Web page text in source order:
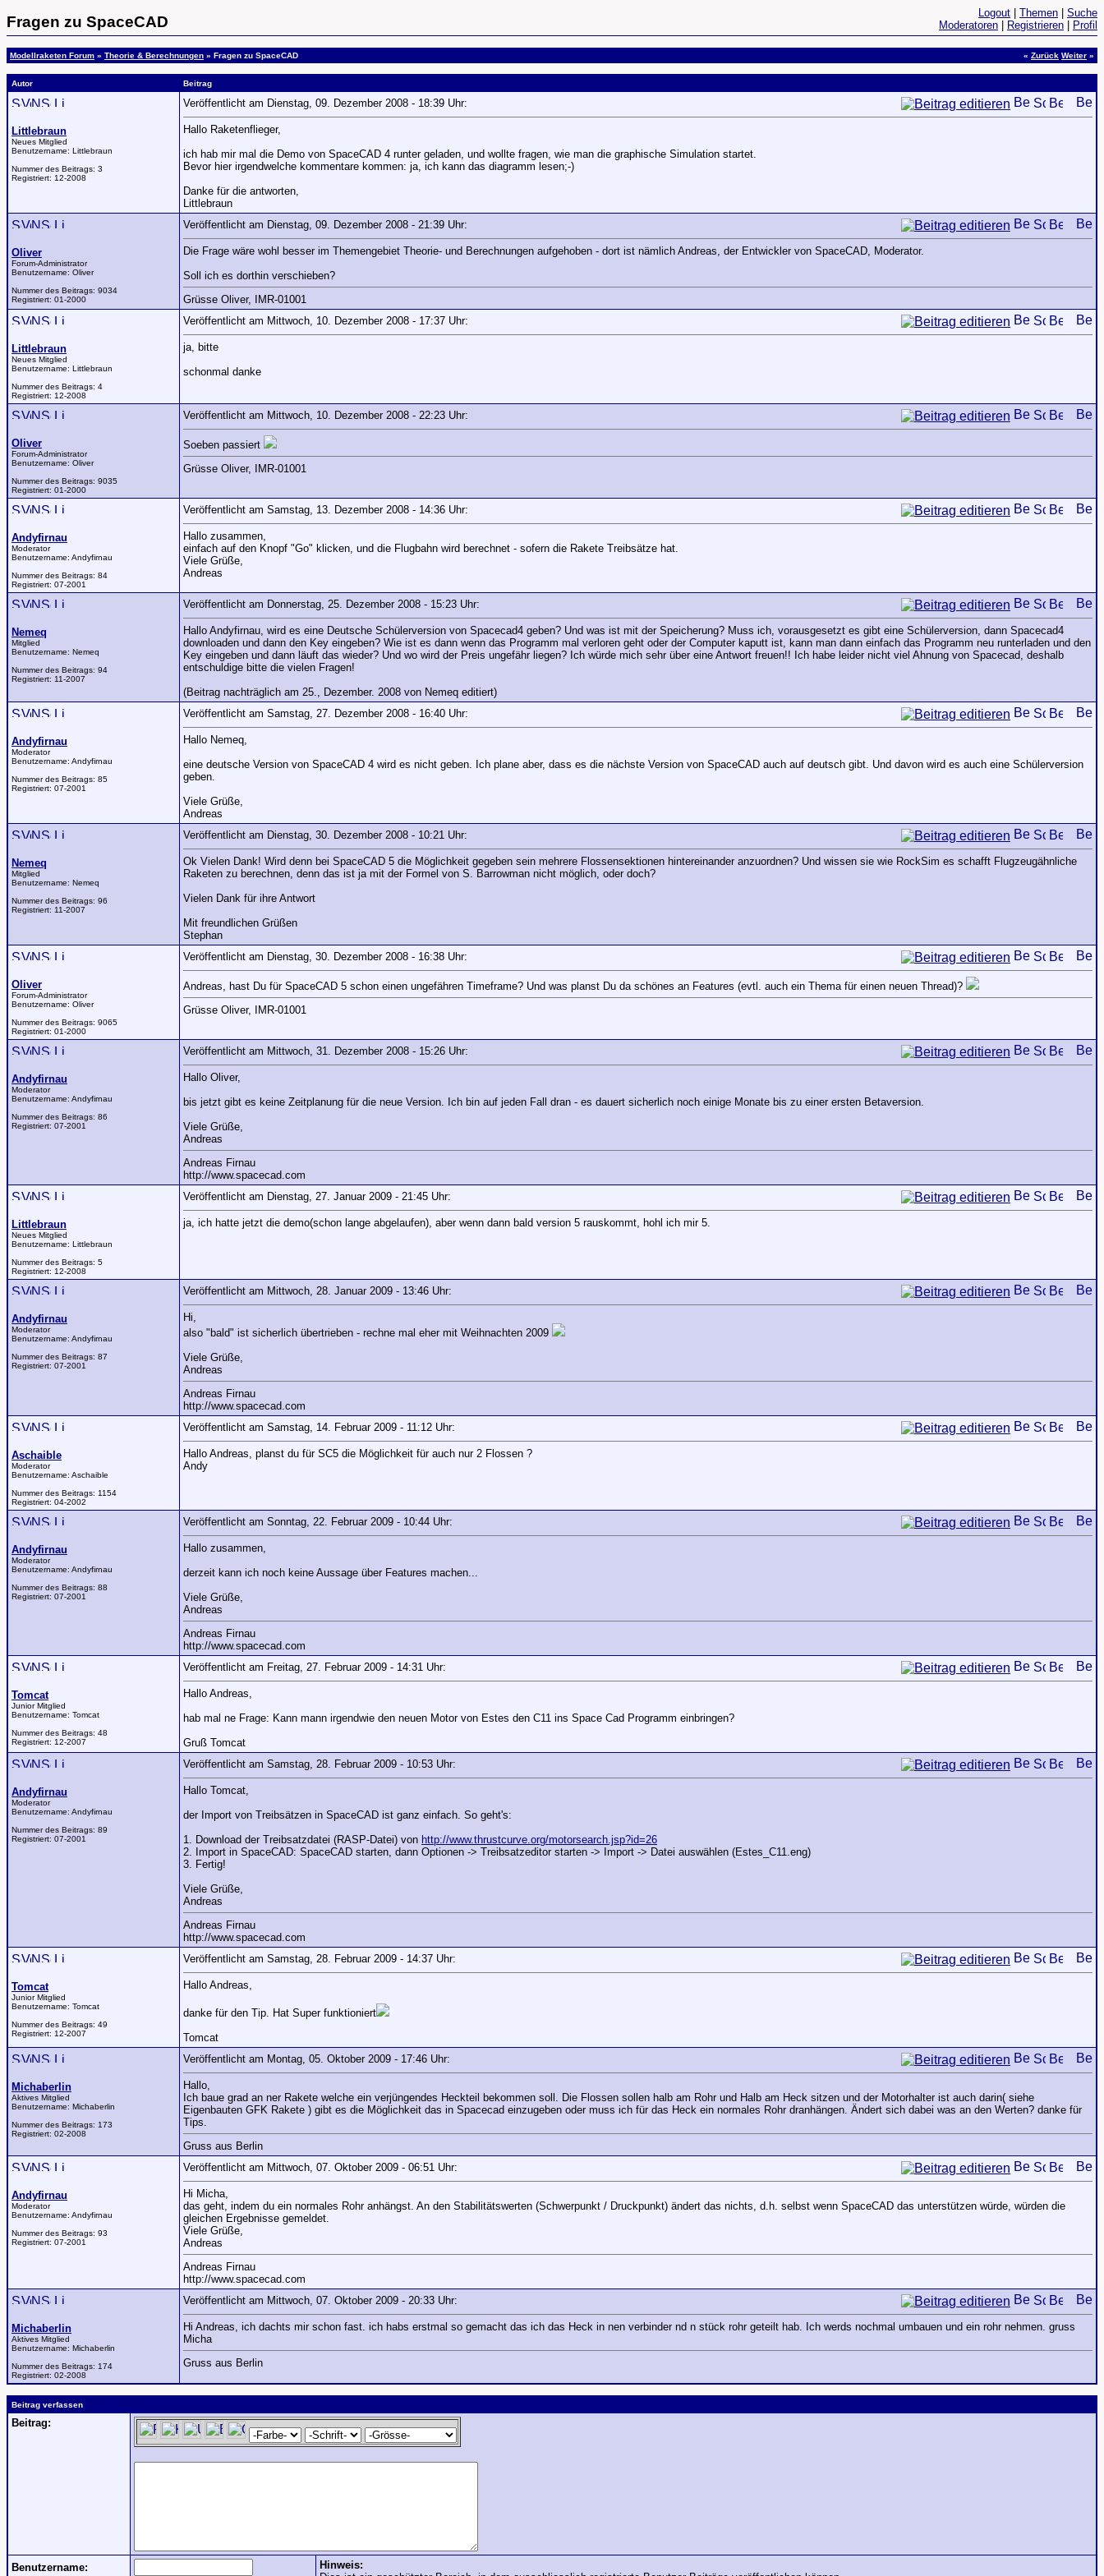
Fragen zu SpaceCAD
Logout Themen
Suche
Moderatoren
Registrieren Profil
Modellraketen Forum » Theorie & Berechnungen » Fragen zu SpaceCAD « Zurück Weiter »
Autor Beitrag
Littlebraun
Neues Mitglied
Benutzername: Littlebraun
Nummer des Beitrags: 3
Registriert: 12-2008
Veröffentlicht am Dienstag, 09. Dezember 2008 - 18:39 Uhr:
Hallo Raketenflieger,
ich hab mir mal die Demo von SpaceCAD 4 runter geladen, und wollte fragen, wie man die graphische Simulation startet.
Bevor hier irgendwelche kommentare kommen: ja, ich kann das diagramm lesen;-)
Danke für die antworten,
Littlebraun
Oliver
Forum-Administrator
Benutzername: Oliver
Nummer des Beitrags: 9034
Registriert: 01-2000
Veröffentlicht am Dienstag, 09. Dezember 2008 - 21:39 Uhr:
Die Frage wäre wohl besser im Themengebiet Theorie- und Berechnungen aufgehoben - dort ist nämlich Andreas, der Entwickler von SpaceCAD, Moderator.
Soll ich es dorthin verschieben?
Grüsse Oliver, IMR-01001
Littlebraun
Neues Mitglied
Benutzername: Littlebraun
Nummer des Beitrags: 4
Registriert: 12-2008
Veröffentlicht am Mittwoch, 10. Dezember 2008 - 17:37 Uhr:
ja, bitte
schonmal danke
Oliver
Forum-Administrator
Benutzername: Oliver
Nummer des Beitrags: 9035
Registriert: 01-2000
Veröffentlicht am Mittwoch, 10. Dezember 2008 - 22:23 Uhr:
Soeben passiert
Grüsse Oliver, IMR-01001
Andyfirnau
Moderator
Benutzername: Andyfirnau
Nummer des Beitrags: 84
Registriert: 07-2001
Veröffentlicht am Samstag, 13. Dezember 2008 - 14:36 Uhr:
Hallo zusammen,
einfach auf den Knopf "Go" klicken, und die Flugbahn wird berechnet - sofern die Rakete Treibsätze hat.
Viele Grüße,
Andreas
Nemeq
Mitglied
Benutzername: Nemeq
Nummer des Beitrags: 94
Registriert: 11-2007
Veröffentlicht am Donnerstag, 25. Dezember 2008 - 15:23 Uhr:
Hallo Andyfirnau, wird es eine Deutsche Schülerversion von Spacecad4 geben? Und was ist mit der Speicherung? Muss ich, vorausgesetzt es gibt eine Schülerversion, dann Spacecad4
downloaden und dann den Key eingeben? Wie ist es dann wenn das Programm mal verloren geht oder der Computer kaputt ist, kann man dann einfach das Programm neu runterladen und den
Key eingeben und dann läuft das wieder? Und wo wird der Preis ungefähr liegen? Ich würde mich sehr über eine Antwort freuen!! Ich habe leider nicht viel Ahnung von Spacecad, deshalb
entschuldige bitte die vielen Fragen!
(Beitrag nachträglich am 25., Dezember. 2008 von Nemeq editiert)
Andyfirnau
Moderator
Benutzername: Andyfirnau
Nummer des Beitrags: 85
Registriert: 07-2001
Veröffentlicht am Samstag, 27. Dezember 2008 - 16:40 Uhr:
Hallo Nemeq,
eine deutsche Version von SpaceCAD 4 wird es nicht geben. Ich plane aber, dass es die nächste Version von SpaceCAD auch auf deutsch gibt. Und davon wird es auch eine Schülerversion
geben.
Viele Grüße,
Andreas
Nemeq
Mitglied
Benutzername: Nemeq
Nummer des Beitrags: 96
Registriert: 11-2007
Veröffentlicht am Dienstag, 30. Dezember 2008 - 10:21 Uhr:
Ok Vielen Dank! Wird denn bei SpaceCAD 5 die Möglichkeit gegeben sein mehrere Flossensektionen hintereinander anzuordnen? Und wissen sie wie RockSim es schafft Flugzeugähnliche
Raketen zu berechnen, denn das ist ja mit der Formel von S. Barrowman nicht möglich, oder doch?
Vielen Dank für ihre Antwort
Mit freundlichen Grüßen
Stephan
Oliver
Forum-Administrator
Benutzername: Oliver
Nummer des Beitrags: 9065
Registriert: 01-2000
Veröffentlicht am Dienstag, 30. Dezember 2008 - 16:38 Uhr:
Andreas, hast Du für SpaceCAD 5 schon einen ungefähren Timeframe? Und was planst Du da schönes an Features (evtl. auch ein Thema für einen neuen Thread)?
Grüsse Oliver, IMR-01001
Andyfirnau
Moderator
Benutzername: Andyfirnau
Nummer des Beitrags: 86
Registriert: 07-2001
Veröffentlicht am Mittwoch, 31. Dezember 2008 - 15:26 Uhr:
Hallo Oliver,
bis jetzt gibt es keine Zeitplanung für die neue Version. Ich bin auf jeden Fall dran - es dauert sicherlich noch einige Monate bis zu einer ersten Betaversion.
Viele Grüße,
Andreas
Andreas Firnau
http://www.spacecad.com
Littlebraun
Neues Mitglied
Benutzername: Littlebraun
Nummer des Beitrags: 5
Registriert: 12-2008
Veröffentlicht am Dienstag, 27. Januar 2009 - 21:45 Uhr:
ja, ich hatte jetzt die demo(schon lange abgelaufen), aber wenn dann bald version 5 rauskommt, hohl ich mir 5.
Andyfirnau
Moderator
Benutzername: Andyfirnau
Nummer des Beitrags: 87
Registriert: 07-2001
Veröffentlicht am Mittwoch, 28. Januar 2009 - 13:46 Uhr:
Hi,
also "bald" ist sicherlich übertrieben - rechne mal eher mit Weihnachten 2009
Viele Grüße,
Andreas
Andreas Firnau
http://www.spacecad.com
Aschaible
Moderator
Benutzername: Aschaible
Nummer des Beitrags: 1154
Registriert: 04-2002
Veröffentlicht am Samstag, 14. Februar 2009 - 11:12 Uhr:
Hallo Andreas, planst du für SC5 die Möglichkeit für auch nur 2 Flossen ?
Andy
Andyfirnau
Moderator
Benutzername: Andyfirnau
Nummer des Beitrags: 88
Registriert: 07-2001
Veröffentlicht am Sonntag, 22. Februar 2009 - 10:44 Uhr:
Hallo zusammen,
derzeit kann ich noch keine Aussage über Features machen...
Viele Grüße,
Andreas
Andreas Firnau
http://www.spacecad.com
Tomcat
Junior Mitglied
Benutzername: Tomcat
Nummer des Beitrags: 48
Registriert: 12-2007
Veröffentlicht am Freitag, 27. Februar 2009 - 14:31 Uhr:
Hallo Andreas,
hab mal ne Frage: Kann mann irgendwie den neuen Motor von Estes den C11 ins Space Cad Programm einbringen?
Gruß Tomcat
Andyfirnau
Moderator
Benutzername: Andyfirnau
Nummer des Beitrags: 89
Registriert: 07-2001
Veröffentlicht am Samstag, 28. Februar 2009 - 10:53 Uhr:
Hallo Tomcat,
der Import von Treibsätzen in SpaceCAD ist ganz einfach. So geht's:
1. Download der Treibsatzdatei (RASP-Datei) von http://www.thrustcurve.org/motorsearch.jsp?id=26
2. Import in SpaceCAD: SpaceCAD starten, dann Optionen -> Treibsatzeditor starten -> Import -> Datei auswählen (Estes_C11.eng)
3. Fertig!
Viele Grüße,
Andreas
Andreas Firnau
http://www.spacecad.com
Tomcat
Junior Mitglied
Benutzername: Tomcat
Nummer des Beitrags: 49
Registriert: 12-2007
Veröffentlicht am Samstag, 28. Februar 2009 - 14:37 Uhr:
Hallo Andreas,
danke für den Tip. Hat Super funktioniert
Tomcat
Michaberlin
Aktives Mitglied
Benutzername: Michaberlin
Nummer des Beitrags: 173
Registriert: 02-2008
Veröffentlicht am Montag, 05. Oktober 2009 - 17:46 Uhr:
Hallo,
Ich baue grad an ner Rakete welche ein verjüngendes Heckteil bekommen soll. Die Flossen sollen halb am Rohr und Halb am Heck sitzen und der Motorhalter ist auch darin( siehe
Eigenbauten GFK Rakete ) gibt es die Möglichkeit das in Spacecad einzugeben oder muss ich für das Heck ein normales Rohr dranhängen. Ändert sich dabei was an den Werten? danke für
Tips.
Gruss aus Berlin
Andyfirnau
Moderator
Benutzername: Andyfirnau
Nummer des Beitrags: 93
Registriert: 07-2001
Veröffentlicht am Mittwoch, 07. Oktober 2009 - 06:51 Uhr:
Hi Micha,
das geht, indem du ein normales Rohr anhängst. An den Stabilitätswerten (Schwerpunkt / Druckpunkt) ändert das nichts, d.h. selbst wenn SpaceCAD das unterstützen würde, würden die
gleichen Ergebnisse gemeldet.
Viele Grüße,
Andreas
Andreas Firnau
http://www.spacecad.com
Michaberlin
Aktives Mitglied
Benutzername: Michaberlin
Nummer des Beitrags: 174
Registriert: 02-2008
Veröffentlicht am Mittwoch, 07. Oktober 2009 - 20:33 Uhr:
Hi Andreas, ich dachts mir schon fast. ich habs erstmal so gemacht das ich das Heck in nen verbinder nd n stück rohr geteilt hab. Ich werds nochmal umbauen und ein rohr nehmen. gruss
Micha
Gruss aus Berlin
Beitrag verfassen
Beitrag:
Benutzername:
Hinweis: